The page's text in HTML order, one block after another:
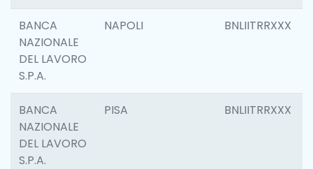
BANCA
NAZIONALE
DEL LAVORO
S.P.A.
NAPOLI BNLIITRRXXX
BANCA
NAZIONALE
DEL LAVORO
S.P.A.
PISA BNLIITRRXXX